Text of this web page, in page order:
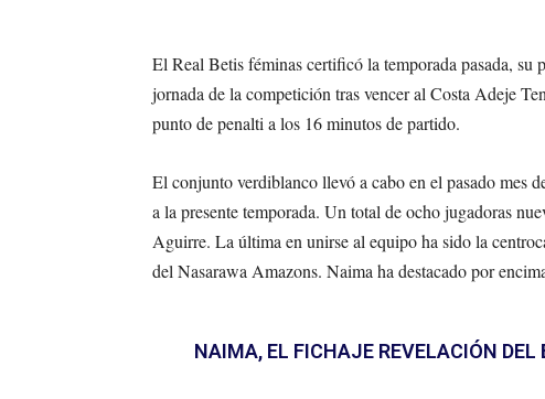
El Real Betis féminas certificó la temporada pasada,
jornada de la competición tras vencer al Costa Adeje
punto de penalti a los 16 minutos de partido.
El conjunto verdiblanco llevó a cabo en el pasado mes
a la presente temporada. Un total de ocho jugadoras
Aguirre. La última en unirse al equipo ha sido la
del Nasarawa Amazons. Naima ha destacado por
NAIMA, EL FICHAJE REVELACIÓN DEL